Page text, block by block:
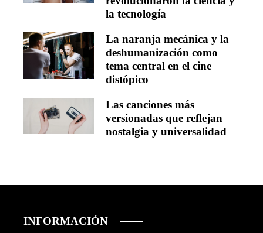
la tecnología
La naranja mecánica y la
deshumanización como
tema central en el cine
distópico
Las canciones más
versionadas que reflejan
nostalgia y universalidad
INFORMACIÓN